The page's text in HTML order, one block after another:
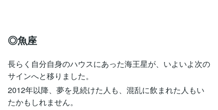
◎魚座
長らく自分自身のハウスにあった海王星が、いよいよ次の
サインへと移りました。
2012年以降、夢を見続けた人も、混乱に飲まれた人もい
たかもしれません。